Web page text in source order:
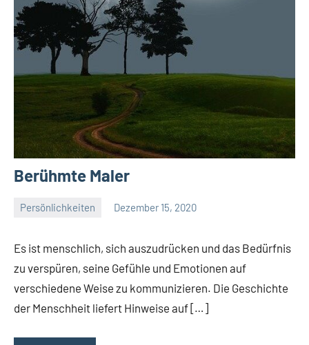
Berühmte Maler
Persönlichkeiten Dezember 15, 2020
Es ist menschlich, sich auszudrücken und das Bedürfnis
zu verspüren, seine Gefühle und Emotionen auf
verschiedene Weise zu kommunizieren. Die Geschichte
der Menschheit liefert Hinweise auf […]